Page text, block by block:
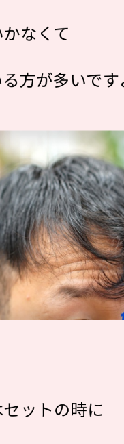
なくて
方が多いです
ットの時に